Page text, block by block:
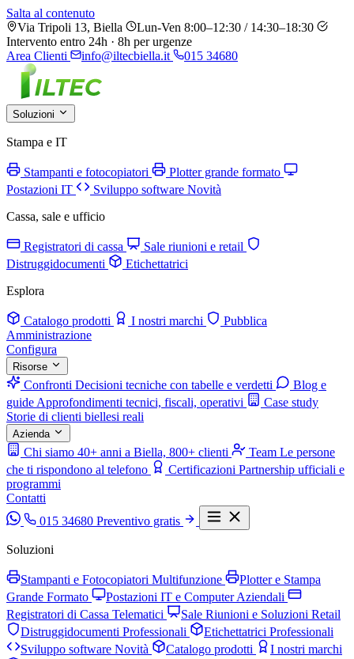
Salta al contenuto
Via Tripoli 13, Biella
Lun-Ven 8:00–12:30 / 14:30–18:30
Intervento entro 24h · 8h per urgenze
Area Clienti
info@iltecbiella.it 015 34680
Soluzioni
Stampa e IT
Stampanti e fotocopiatori
Plotter grande formato
Postazioni IT
Sviluppo software Novità
Cassa, sale e ufficio
Registratori di cassa
Sale riunioni e retail
Distruggidocumenti
Etichettatrici
Esplora
Catalogo prodotti I nostri marchi
Pubblica
Amministrazione
Configura
Risorse
Confronti Decisioni tecniche con tabelle e verdetti
Blog e
guide Approfondimenti tecnici, fiscali, operativi
Case study
Storie di clienti biellesi reali
Azienda
Chi siamo 40+ anni a Biella, 800+ clienti Team Le persone
che ti rispondono al telefono
Certificazioni Partnership ufficiali e
programmi
Contatti
015 34680 Preventivo gratis
Soluzioni
Stampanti e Fotocopiatori Multifunzione
Plotter e Stampa
Grande Formato
Postazioni IT e Computer Aziendali
Registratori di Cassa Telematici
Sale Riunioni e Soluzioni Retail
Distruggidocumenti Professionali
Etichettatrici Professionali
Sviluppo software Novità Catalogo prodotti
I nostri marchi